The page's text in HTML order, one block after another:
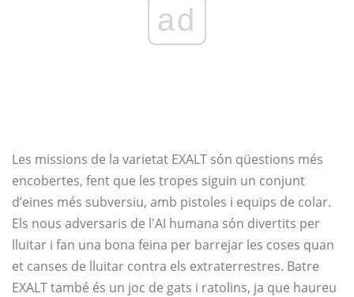
ad
Les missions de la varietat EXALT són qüestions més
encobertes, fent que les tropes siguin un conjunt
d’eines més subversiu, amb pistoles i equips de colar.
Els nous adversaris de l'AI humana són divertits per
lluitar i fan una bona feina per barrejar les coses quan
et canses de lluitar contra els extraterrestres. Batre
EXALT també és un joc de gats i ratolins, ja que haureu